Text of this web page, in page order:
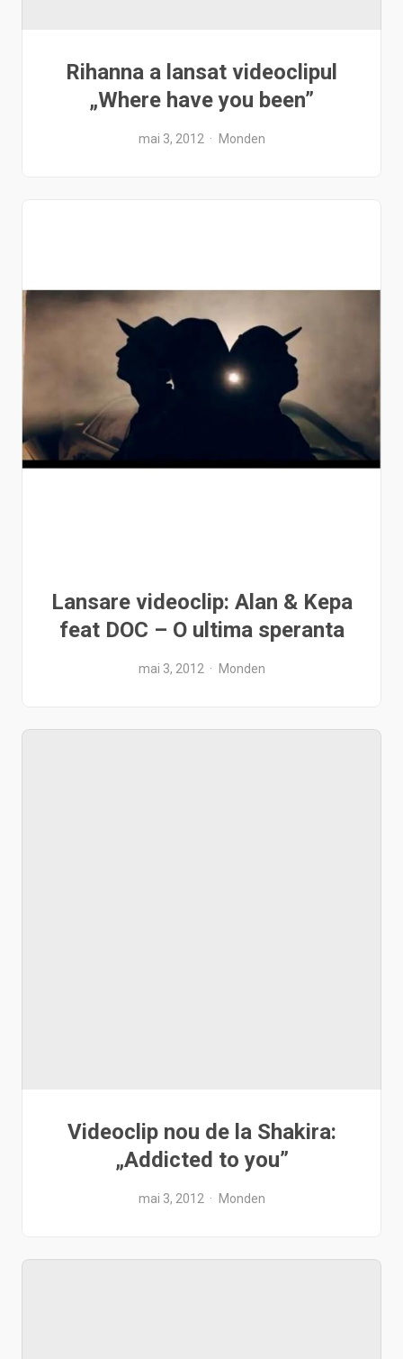
Rihanna a lansat videoclipul
„Where have you been”
mai 3, 2012 Monden
Lansare videoclip: Alan & Kepa
feat DOC – O ultima speranta
mai 3, 2012 Monden
Videoclip nou de la Shakira:
„Addicted to you”
mai 3, 2012 Monden